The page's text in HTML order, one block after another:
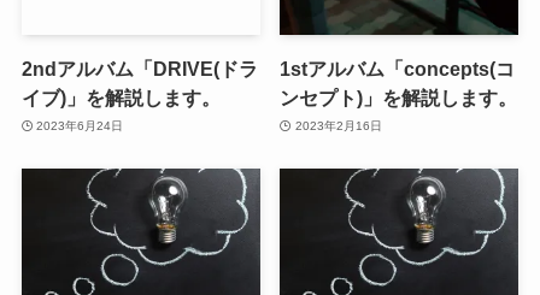
2ndアルバム「DRIVE(ドラ
イブ)」を解説します。
2023年6月24日
1stアルバム「concepts(コ
ンセプト)」を解説します。
2023年2月16日